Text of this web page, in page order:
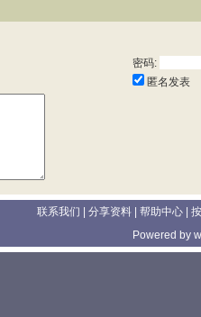
密码:
匿名发表
联系我们 | 分享资料 | 帮助中心
Powered by